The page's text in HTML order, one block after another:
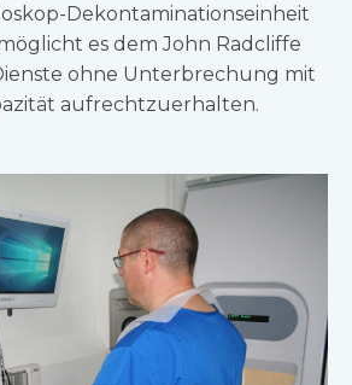
Dekontaminationseinheit
es dem John Radcliffe
ohne Unterbrechung mit
aufrechtzuerhalten.